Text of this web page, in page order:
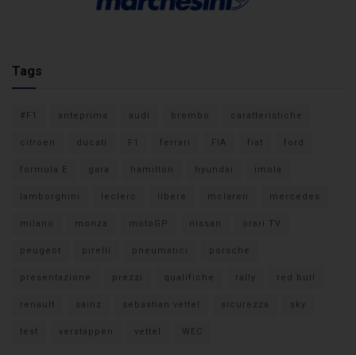
Tags
#F1 anteprima audi brembo caratteristiche
citroen ducati F1 ferrari FIA fiat ford
formula E gara hamilton hyundai imola
lamborghini leclerc libere mclaren mercedes
milano monza motoGP nissan orari TV
peugeot pirelli pneumatici porsche
presentazione prezzi qualifiche rally red bull
renault sainz sebastian vettel sicurezza sky
test verstappen vettel WEC